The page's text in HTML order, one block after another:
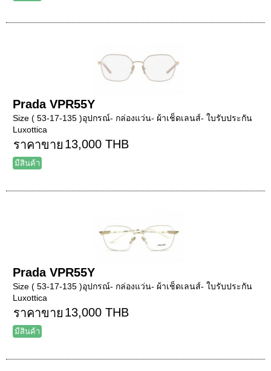
Prada VPR55Y
Size ( 53-17-135 )อุปกรณ์- กล่องแว่น- ผ้าเช็ดเลนส์- ใบรับประกัน
Luxottica
ราคาขาย 13,000 THB
มีสินค้า
Prada VPR55Y
Size ( 53-17-135 )อุปกรณ์- กล่องแว่น- ผ้าเช็ดเลนส์- ใบรับประกัน
Luxottica
ราคาขาย 13,000 THB
มีสินค้า